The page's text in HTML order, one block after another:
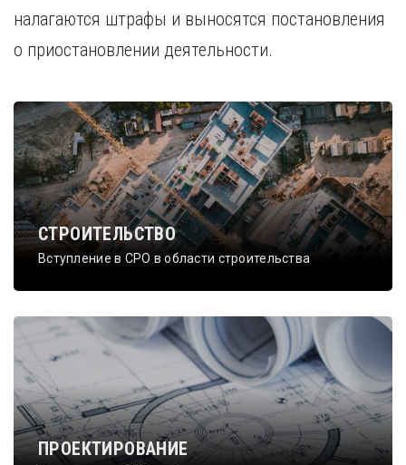
налагаются штрафы и выносятся постановления
о приостановлении деятельности.
СТРОИТЕЛЬСТВО
Вступление в СРО в области строительства
ПРОЕКТИРОВАНИЕ